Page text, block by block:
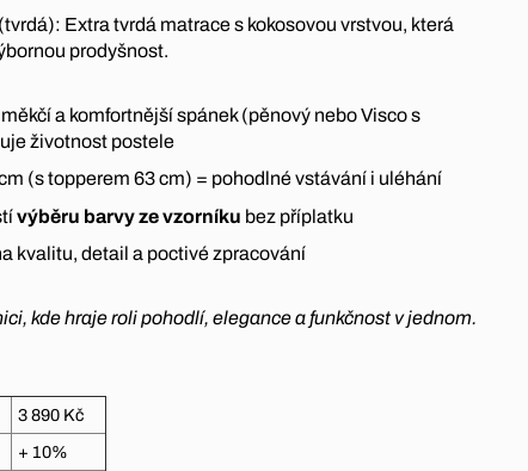
Extra tvrdá matrace s kokosovou vrstvou, která
prodyšnost.
a komfortnější spánek (pěnový nebo Visco s
životnost postele
(s topperem 63 cm) = pohodlné vstávání i uléhání
výběru barvy ze vzorníku bez příplatku
kvalitu, detail a poctivé zpracování
kde hraje roli pohodlí, elegance a funkčnost v jednom.
3 890 Kč
+ 10%